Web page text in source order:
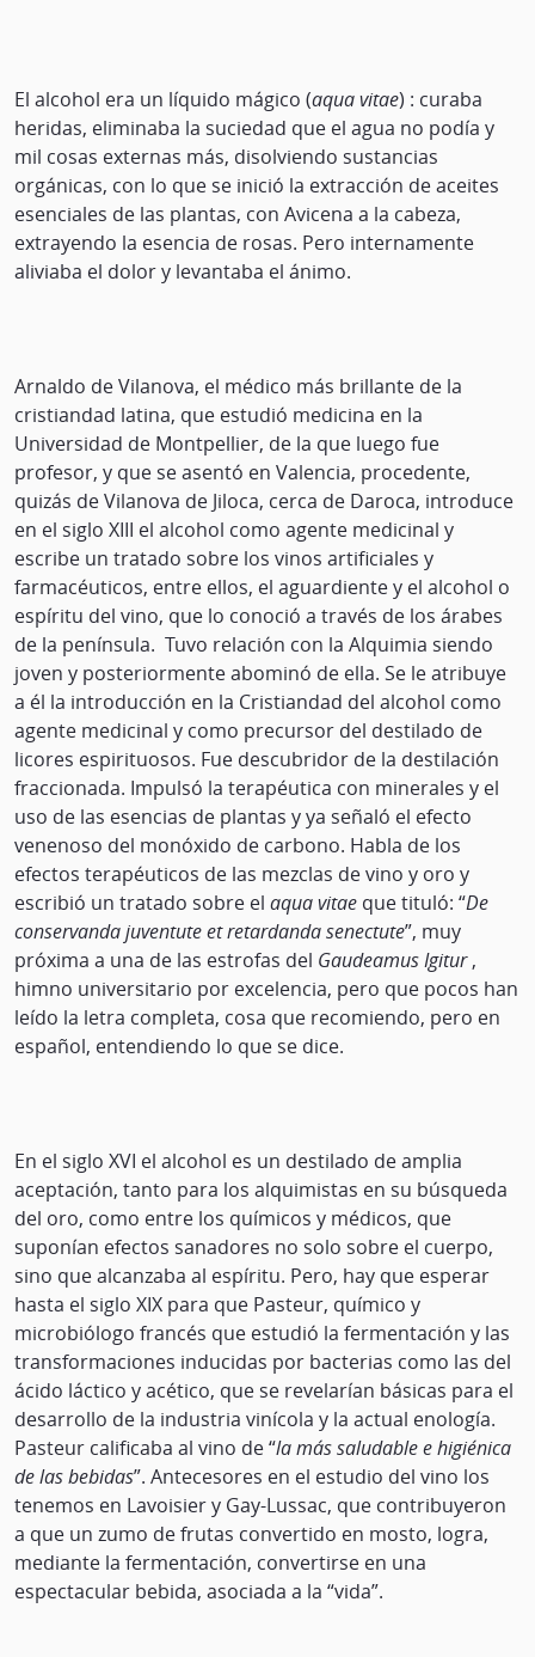
El alcohol era un líquido mágico (aqua vitae) : curaba
heridas, eliminaba la suciedad que el agua no podía y
mil cosas externas más, disolviendo sustancias
orgánicas, con lo que se inició la extracción de aceites
esenciales de las plantas, con Avicena a la cabeza,
extrayendo la esencia de rosas. Pero internamente
aliviaba el dolor y levantaba el ánimo.
Arnaldo de Vilanova, el médico más brillante de la
cristiandad latina, que estudió medicina en la
Universidad de Montpellier, de la que luego fue
profesor, y que se asentó en Valencia, procedente,
quizás de Vilanova de Jiloca, cerca de Daroca, introduce
en el siglo XIII el alcohol como agente medicinal y
escribe un tratado sobre los vinos artificiales y
farmacéuticos, entre ellos, el aguardiente y el alcohol o
espíritu del vino, que lo conoció a través de los árabes
de la península. Tuvo relación con la Alquimia siendo
joven y posteriormente abominó de ella. Se le atribuye
a él la introducción en la Cristiandad del alcohol como
agente medicinal y como precursor del destilado de
licores espirituosos. Fue descubridor de la destilación
fraccionada. Impulsó la terapéutica con minerales y el
uso de las esencias de plantas y ya señaló el efecto
venenoso del monóxido de carbono. Habla de los
efectos terapéuticos de las mezclas de vino y oro y
escribió un tratado sobre el aqua vitae que tituló: “De
conservanda juventute et retardanda senectute”, muy
próxima a una de las estrofas del Gaudeamus Igitur,
himno universitario por excelencia, pero que pocos han
leído la letra completa, cosa que recomiendo, pero en
español, entendiendo lo que se dice.
En el siglo XVI el alcohol es un destilado de amplia
aceptación, tanto para los alquimistas en su búsqueda
del oro, como entre los químicos y médicos, que
suponían efectos sanadores no solo sobre el cuerpo,
sino que alcanzaba al espíritu. Pero, hay que esperar
hasta el siglo XIX para que Pasteur, químico y
microbiólogo francés que estudió la fermentación y las
transformaciones inducidas por bacterias como las del
ácido láctico y acético, que se revelarían básicas para el
desarrollo de la industria vinícola y la actual enología.
Pasteur calificaba al vino de “la más saludable e higiénica
de las bebidas”. Antecesores en el estudio del vino los
tenemos en Lavoisier y Gay-Lussac, que contribuyeron
a que un zumo de frutas convertido en mosto, logra,
mediante la fermentación, convertirse en una
espectacular bebida, asociada a la “vida”.